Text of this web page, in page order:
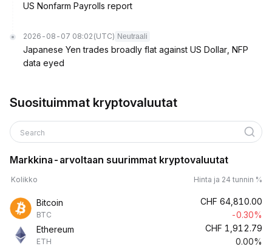
US Nonfarm Payrolls report
2026-08-07 08:02 (UTC) Neutraali
Japanese Yen trades broadly flat against US Dollar, NFP
data eyed
Suosituimmat kryptovaluutat
Search
Markkina-arvoltaan suurimmat kryptovaluutat
Kolikko Hinta ja 24 tunnin %
Bitcoin
BTC
CHF 64,810.00
-0.30%
Ethereum
ETH
CHF 1,912.79
0.00%